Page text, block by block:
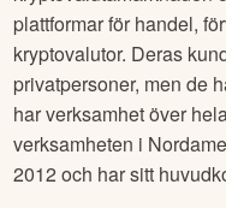
plattformar för handel,
kryptovalutor. Deras
privatpersoner, men de
har verksamhet över
verksamheten i
2012 och har sitt